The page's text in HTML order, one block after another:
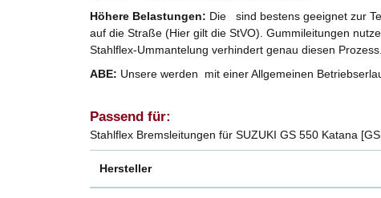
Höhere Belastungen: Die sind bestens geeignet zur
auf die Straße (Hier gilt die StVO). Gummileitungen
Stahlflex-Ummantelung verhindert genau diesen Prozess.
ABE: Unsere werden mit einer Allgemeinen
Passend für:
Stahlflex Bremsleitungen für SUZUKI GS 550 Katana
Hersteller